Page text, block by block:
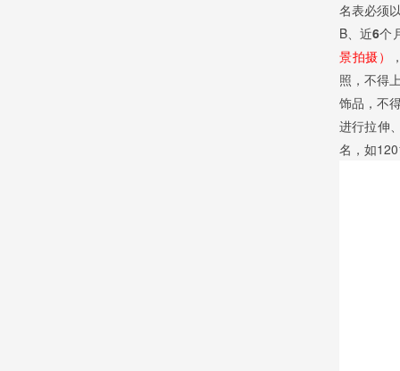
名表必须
B、近6个
景拍摄）
照，不得
饰品，不
进行拉伸
名，如